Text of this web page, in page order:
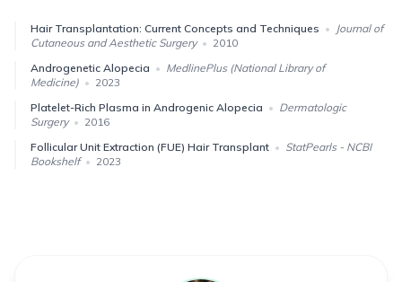
Hair Transplantation: Current Concepts and Techniques • Journal of
Cutaneous and Aesthetic Surgery • 2010
Androgenetic Alopecia • MedlinePlus (National Library of
Medicine) • 2023
Platelet-Rich Plasma in Androgenic Alopecia • Dermatologic
Surgery • 2016
Follicular Unit Extraction (FUE) Hair Transplant • StatPearls - NCBI
Bookshelf • 2023